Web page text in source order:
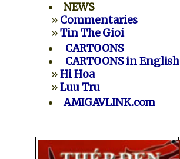
NEWS
» Commentaries
»Tin The Gioi
CARTOONS
CARTOONS in English
»Hi Hoa
»Luu Tru
AMIGAVLINK.com